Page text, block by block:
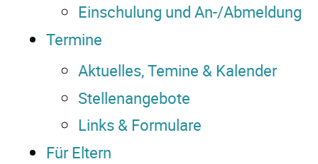
Einschulung und An-/Abmeldung
Termine
Aktuelles, Temine & Kalender
Stellenangebote
Links & Formulare
Für Eltern